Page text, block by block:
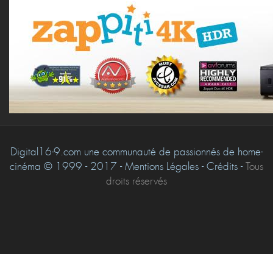
Digital16-9.com une communauté de passionnés de home-
cinéma © 1999 - 2017 - Mentions Légales - Crédits -Tous
droits réservés